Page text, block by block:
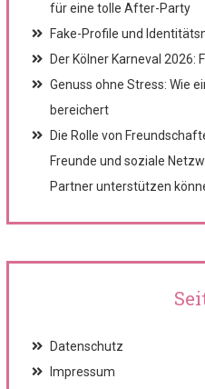
für eine tolle After-Party
Fake-Profile und
Der Kölner Karneval 2026:
Genuss ohne Stress: Wie
bereichert
Die Rolle von
Freunde und soziale
Partner unterstützen
Datenschutz
Impressum